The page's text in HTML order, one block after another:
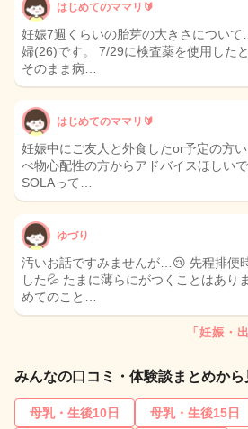
はじめてのママリ🔰
妊娠7週くらいの胎芽の大きさについ
婦(26)です。 7/29に検査薬を使用した
そのまま病…
はじめてのママリ🔰
妊娠中にご友人と外食したor予定の方
べ物心配性の方からアドバイスほしい
SOLAって…
ゆづり
汚いお話ですみませんが…😢 先程排便
した💦 たまに薄らにがつくことはあり
めてのこと…
「妊娠・
みんなの口コミ・体験談まとめから
母乳・生後10日 母乳・生後15日